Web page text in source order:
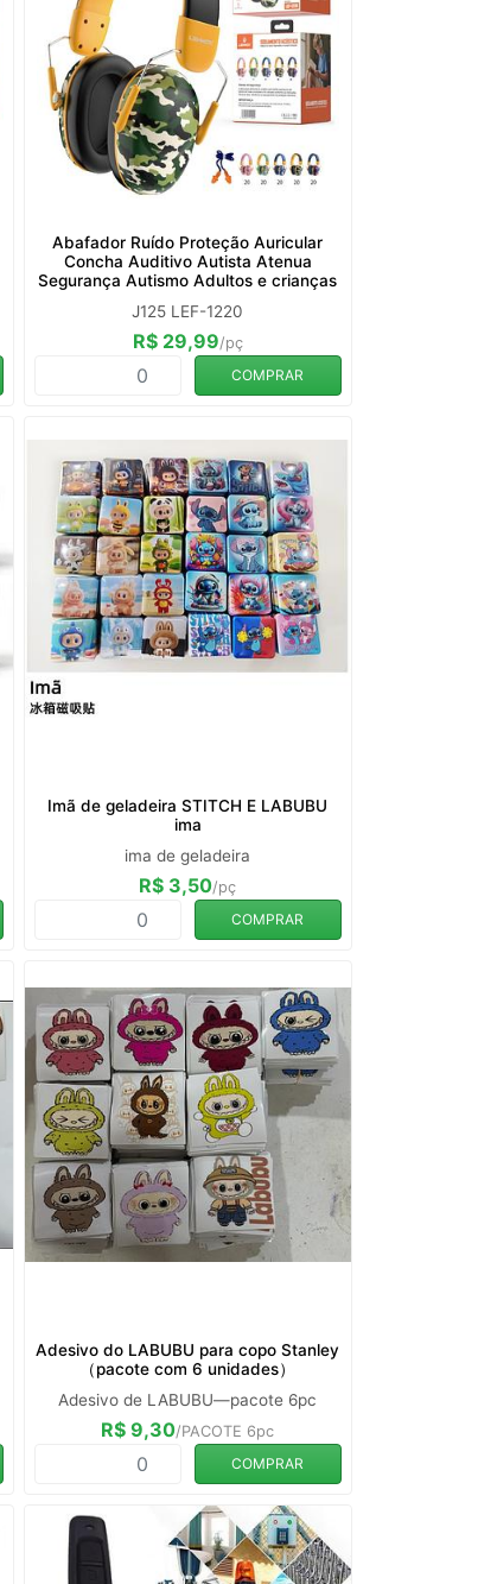
Abafador Ruído Proteção Auricular
Concha Auditivo Autista Atenua
Segurança Autismo Adultos e crianças
J125 LEF-1220
R$ 29,99/pç
COMPRAR
Imã de geladeira STITCH E LABUBU
ima
ima de geladeira
R$ 3,50/pç
COMPRAR
Adesivo do LABUBU para copo Stanley
（pacote com 6 unidades）
Adesivo de LABUBU—pacote 6pc
R$ 9,30/PACOTE 6pc
COMPRAR